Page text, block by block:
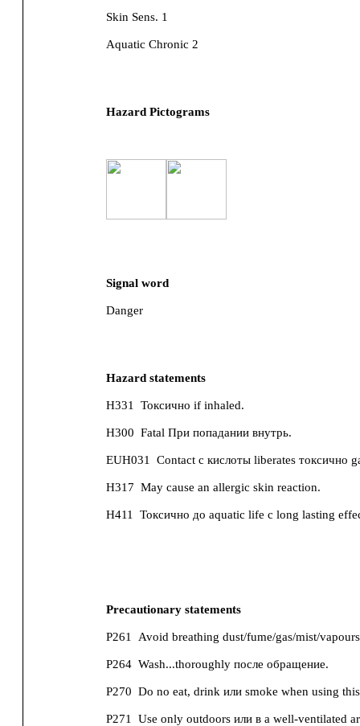
Skin Sens. 1
Aquatic Chronic 2
Hazard Pictograms
Signal word
Danger
Hazard statements
H331 Токсично if inhaled.
H300 Fatal При попадании внутрь.
EUH031 Contact с кислоты liberates токсично
H317 May cause an allergic skin reaction.
H411 Токсично до aquatic life с long lasting
Precautionary statements
P261 Avoid breathing dust/fume/gas/mist/
P264 Wash...thoroughly после обращение.
P270 Do no eat, drink или smoke when using
P271 Use only outdoors или в a well-ventilated